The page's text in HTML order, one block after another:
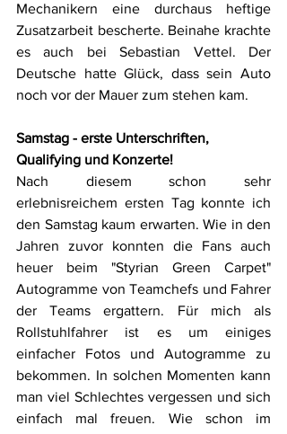
Mechanikern eine durchaus heftige
Zusatzarbeit bescherte. Beinahe krachte
es auch bei Sebastian Vettel. Der
Deutsche hatte Glück, dass sein Auto
noch vor der Mauer zum stehen kam.
Samstag - erste Unterschriften,
Qualifying und Konzerte!
Nach diesem schon sehr
erlebnisreichem ersten Tag konnte ich
den Samstag kaum erwarten. Wie in den
Jahren zuvor konnten die Fans auch
heuer beim "Styrian Green Carpet"
Autogramme von Teamchefs und Fahrer
der Teams ergattern. Für mich als
Rollstuhlfahrer ist es um einiges
einfacher Fotos und Autogramme zu
bekommen. In solchen Momenten kann
man viel Schlechtes vergessen und sich
einfach mal freuen. Wie schon im